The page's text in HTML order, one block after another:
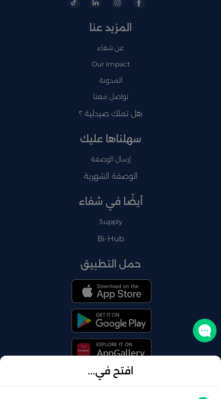
افتح في...
المزيد عنا
عن شفاء
Our Impact
المدونة
تواصل معنا
هل تملك صيدلية ؟
سهلناها عليك
إرسال الوصفة
الوصفة الشهرية
أيضًا في شفاء
Supply
Bi-Hub
حمل التطبيق
تواصل معنا